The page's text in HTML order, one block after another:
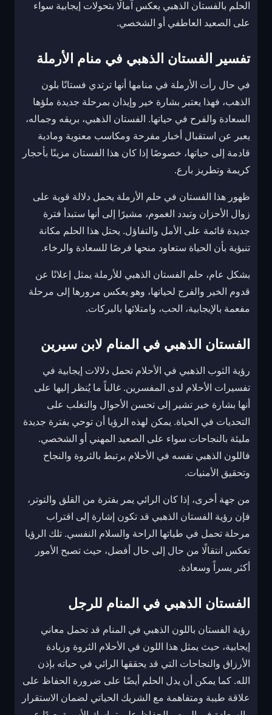
الحلم بالفستان الذهبي يعكس آمالًا بتحولات إيجابية سواء
على الصعيد العاطفي أو الشخصي.
تفسير الفستان الذهبي في منام الأرملة
في حال رأت الأرملة في منامها أنها ترتدي فستانًا بلون
الذهب، فهذا يعتبر بشارة خير وإيذان بمرحلة جديدة ملؤها
السعادة والفرح في حياتها. الفستان الذهبي، بريقه وجماله،
يعبر عن استقبال أخبار مفرحة ومكاسب معنوية ومادية
قادمة إلى حياتها، خصوصًا إذا كان هذا الفستان مزينًا بأحجار
كريمة وتطريز بارع.
ظهور هذا الفستان في حلم الأرملة يحمل دلالة قوية على
زوال الأحزان وتبدد الغموم، مشيرًا إلى أنها ستبدأ فترة
جديدة قائمة على الأمل والتفاؤل. يحتل هذا الحلم مكانة
تنبؤية بأن الحياة ستعاود منحها فرصًا للسعادة والرخاء.
بشكل عام، حلم الفستان الذهبي للأرملة يمثل إعلانًا عن
قدوم الخير والفرج لحياتها، وهو يعكس مرورها إلى مرحلة
مفعمة بالإيجابية، الحب، وامتلائها بالبركات.
الفستان الذهبي في المنام لابن سيرين
رؤية الثوب الذهبي في الأحلام تحمل دلالات إيجابية في
تفسيرات الأحلام لدى المفسرين. غالباً ما يُنظر إليها على
أنها بشارة خير تشير إلى تحسن الأحوال والتغلب على
التحديات في الحياة. يمكن لهذه الرؤيا أن توحي بفترة جديدة
مليئة بالنجاحات سواء على الصعيد المهني أو الشخصي.
فاللون الذهبي نفسه في الأحلام يرتبط بالثروة والنجاح
وتحقيق الأمنيات.
من جهة أخرى، إذا كان الرائي يمر بفترة من القلق والتوتر،
فإن رؤية الفستان الذهبي قد تكون إشارة إلى اقتراب
مرحلة تحمل في طياتها الراحة والسلام النفسي. تلك الرؤيا
تعكس انتقالًا من حال إلى حال أفضل، حيث تصبح الأمور
أكثر يسراً وسعادة.
الفستان الذهبي في المنام للرجل
رؤية الفستان باللون الذهبي في المنام قد تحمل معاني
إيجابية، حيث يمثل هذا اللون في الأحلام الثروة وزيادة
الأرزاق والنجاحات التي قد يحققها الرائي في حياته بإذن
الله. كما يمكن أن يدل الحلم أيضًا على ضرورة الحفاظ على
علاقة طيبة ومتفاهمة مع الشريك الحياتي لضمان الاستقرار